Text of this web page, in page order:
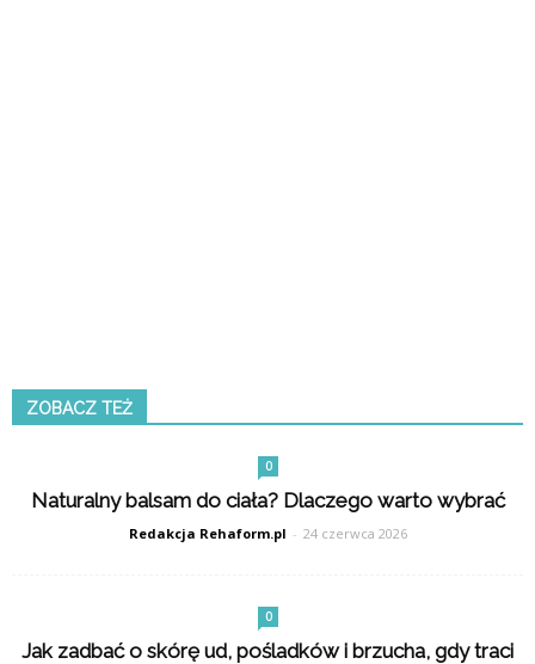
ZOBACZ TEŻ
0
Naturalny balsam do ciała? Dlaczego warto wybrać
Redakcja Rehaform.pl - 24 czerwca 2026
0
Jak zadbać o skórę ud, pośladków i brzucha, gdy traci